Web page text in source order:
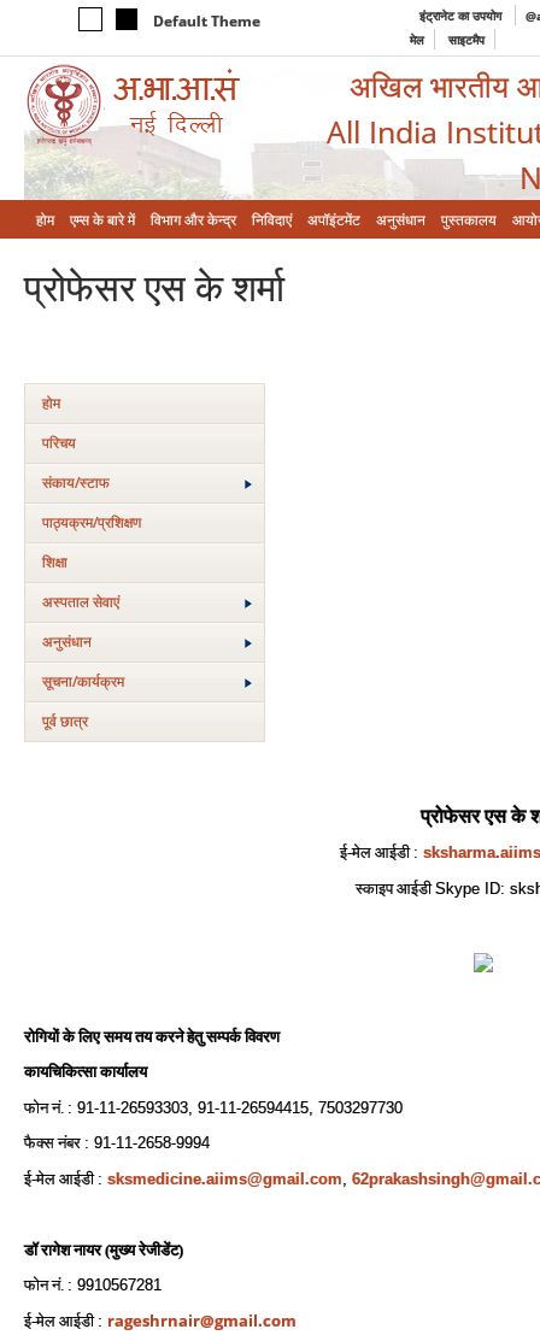
Default Theme इंट्रानेट का उपयोग
मेल
साइटमैप
अखिल भारतीय
All India
होम एम्‍स के बारे में विभाग और केन्‍द्र निविदाएं अपॉइंटमेंट अनुसंधान पुस्तकालय
प्रोफेसर एस के शर्मा
होम
परिचय
संकाय/स्‍टाफ
पाठ्यक्रम/प्रशिक्षण
शिक्षा
अस्‍पताल सेवाएं
अनुसंधान
सूचना/कार्यक्रम
पूर्व छात्र
प्रोफेसर एस के
ई-मेल आईडी :
स्काइप आईडी Skype ID:
रोगियों के लिए समय तय करने हेतु सम्पर्क विवरण
कायचिकित्सा कार्यालय
फोन नं. : 91-11-26593303, 91-11-26594415, 7503297730
फैक्‍स नंबर : 91-11-2658-9994
ई-मेल आईडी : sksmedicine.aiims@gmail.com
डॉ रागेश नायर (मुख्य रेजीडेंट)
फोन नं. : 9910567281
ई-मेल आईडी : rageshrnair@gmail.com